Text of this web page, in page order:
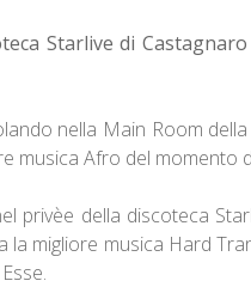
Starlive di
nella Main Room
musica Afro del momento
privèe della discoteca
la migliore musica Hard